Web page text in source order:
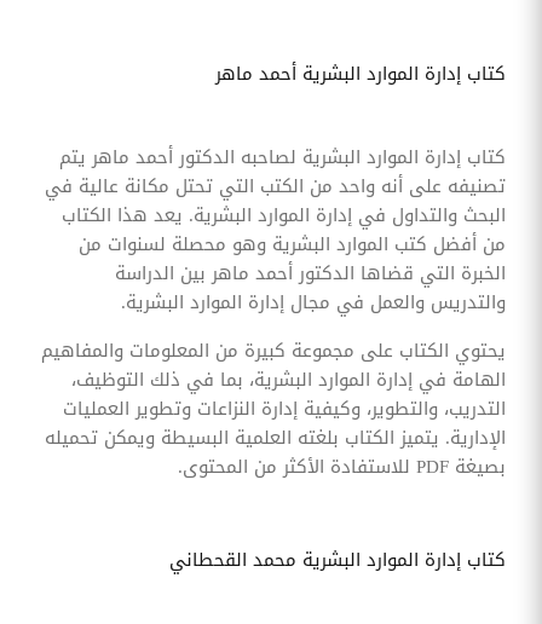
كتاب إدارة الموارد البشرية أحمد ماهر
كتاب إدارة الموارد البشرية لصاحبه الدكتور أحمد ماهر يتم
تصنيفه على أنه واحد من الكتب التي تحتل مكانة عالية في
البحث والتداول في إدارة الموارد البشرية. يعد هذا الكتاب
من أفضل كتب الموارد البشرية وهو محصلة لسنوات من
الخبرة التي قضاها الدكتور أحمد ماهر بين الدراسة
والتدريس والعمل في مجال إدارة الموارد البشرية.
يحتوي الكتاب على مجموعة كبيرة من المعلومات والمفاهيم
الهامة في إدارة الموارد البشرية، بما في ذلك التوظيف،
التدريب، والتطوير، وكيفية إدارة النزاعات وتطوير العمليات
الإدارية. يتميز الكتاب بلغته العلمية البسيطة ويمكن تحميله
بصيغة PDF للاستفادة الأكثر من المحتوى.
كتاب إدارة الموارد البشرية محمد القحطاني